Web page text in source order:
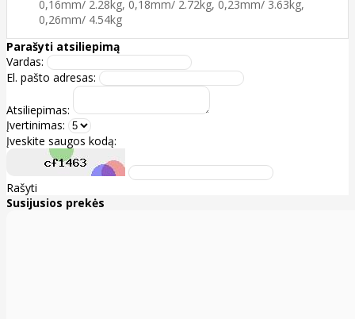
0,16mm/ 2.28kg, 0,18mm/ 2.72kg, 0,23mm/ 3.63kg,
0,26mm/ 4.54kg
Parašyti atsiliepimą
Vardas:
El. pašto adresas:
Atsiliepimas:
Įvertinimas:
Įveskite saugos kodą:
Rašyti
Susijusios prekės